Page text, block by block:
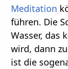
Meditation
führen. Die
Wasser, das
wird, dann
ist die